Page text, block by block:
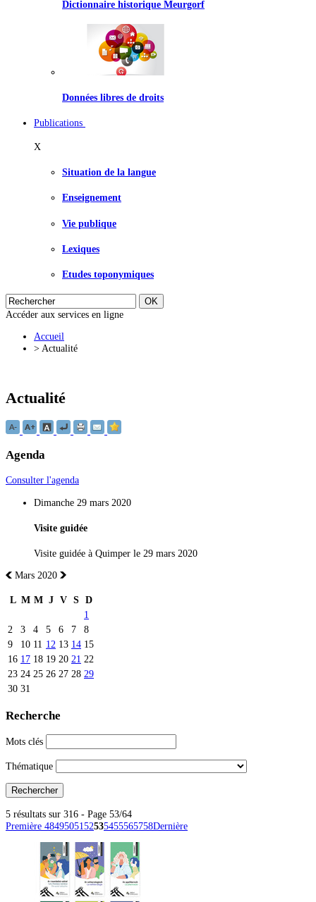
Dictionnaire historique Meurgorf
Données libres de droits
Publications
X
Situation de la langue
Enseignement
Vie publique
Lexiques
Etudes toponymiques
Accéder aux services en ligne
Accueil
>Actualité
Actualité
Agenda
Consulter l'agenda
Dimanche 29 mars 2020
Visite guidée
Visite guidée à Quimper le 29 mars 2020
Mars 2020
L M M J V S D
1
2
3 4 5 6 7
8
9
10 11 12 13 14 15
16 17 18 19 20 21 22
23 24 25 26 27 28 29
30 31
Recherche
Mots clés
Thématique
5 résultats sur 316 - Page 53/64
Première 4849505152535455565758Dernière